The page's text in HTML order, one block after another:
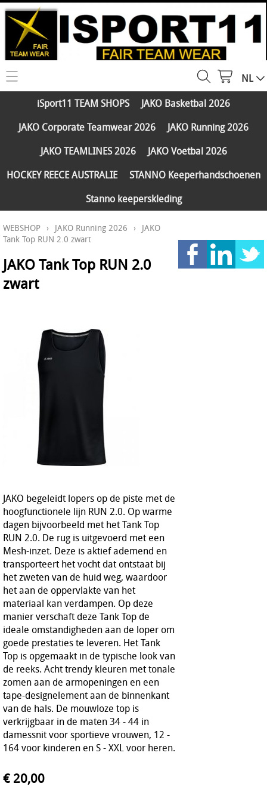
HOME
WEBSHOP
JAKO Running 2026
JAKO TEAMLINES 2026
JAKO Voetbal 2026
HOCKEY REECE AUSTRALIE
Stanno keeperskleding
PARTNERS
Klantengroepen
CONTACT
MY ISPORT11
JAKO Matentabellen
NL
iSport11 TEAM SHOPS
JAKO Basketbal 2026
JAKO Corporate Teamwear 2026
JAKO Running 2026
JAKO TEAMLINES 2026
JAKO Voetbal 2026
HOCKEY REECE AUSTRALIE
STANNO Keeperhandschoenen
Stanno keeperskleding
WEBSHOP › JAKO Running 2026 › JAKO
Tank Top RUN 2.0 zwart
JAKO Tank Top RUN 2.0
zwart
JAKO begeleidt lopers op de piste met de
hoogfunctionele lijn RUN 2.0. Op warme
dagen bijvoorbeeld met het Tank Top
RUN 2.0. De rug is uitgevoerd met een
Mesh-inzet. Deze is aktief ademend en
transporteert het vocht dat ontstaat bij
het zweten van de huid weg, waardoor
het aan de oppervlakte van het
materiaal kan verdampen. Op deze
manier verschaft deze Tank Top de
ideale omstandigheden aan de loper om
goede prestaties te leveren. Het Tank
Top is opgemaakt in de typische look van
de reeks. Acht trendy kleuren met tonale
zomen aan de armopeningen en een
tape-designelement aan de binnenkant
van de hals. De mouwloze top is
verkrijgbaar in de maten 34 - 44 in
damessnit voor sportieve vrouwen, 12 -
164 voor kinderen en S - XXL voor heren.
€ 20,00